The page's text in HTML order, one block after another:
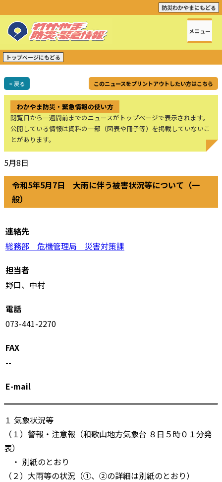
防災わかやまにもどる
トップページにもどる
< 戻る このニュースをプリントアウトしたい方はこちら
わかやま防災・緊急情報の使い方
閲覧日から一週間前までのニュースがトップページで表示されます。
公開している情報は資料の一部（図表や冊子等）を掲載していないこ
とがあります。
5月8日
令和5年5月7日 大雨に伴う被害状況等について（一
般）
連絡先
総務部 危機管理局 災害対策課
担当者
野口、中村
電話
073-441-2270
FAX
--
E-mail
１ 気象状況等
（１）警報・注意報（和歌山地方気象台 ８日５時０１分発
表）
・ 別紙のとおり
（２）大雨等の状況（①、②の詳細は別紙のとおり）
メニュー